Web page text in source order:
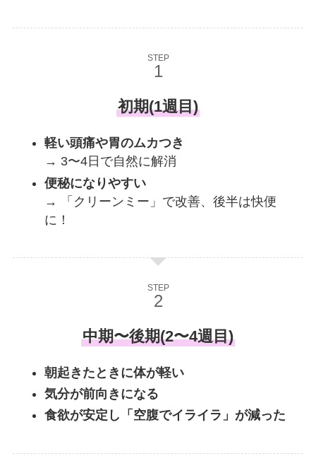
STEP
初期(1週目)
軽い頭痛や胃のムカつき
→ 3〜4日で自然に解消
便秘になりやすい
→ 「クリーンミー」で改善、後半は快便
に！
STEP
中期〜後期(2〜4週目)
朝起きたときに体が軽い
気分が前向きになる
食欲が安定し「空腹でイライラ」が減った